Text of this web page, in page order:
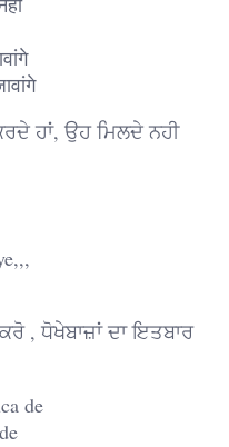
ਹਾਂ, ਉਹ ਮਿਲਦੇ ਨਹੀ
, ਧੋਖੇਬਾਜ਼ਾਂ ਦਾ ਇਤਬਾਰ
de